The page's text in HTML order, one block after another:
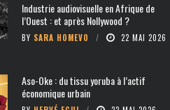
Industrie audiovisuelle en Afrique de
l’Ouest : et après Nollywood ?
BY SARA HOMEVO 22 MAI 2026
Aso-Oke : du tissu yoruba à l’actif
économique urbain